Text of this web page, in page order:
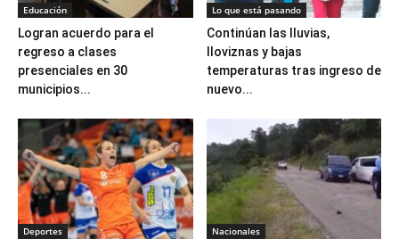
Educación
Logran acuerdo para el
regreso a clases
presenciales en 30
municipios...
Lo que está pasando
Continúan las lluvias,
lloviznas y bajas
temperaturas tras ingreso de
nuevo...
Deportes Nacionales